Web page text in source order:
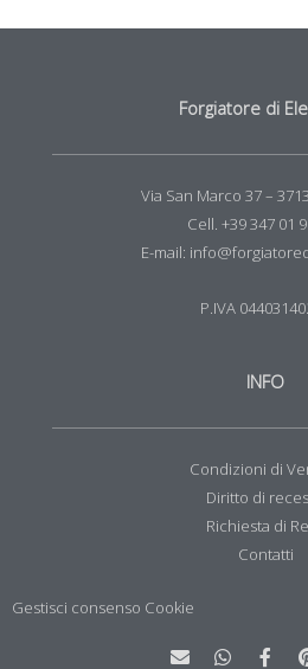
Forgiatore di
Via San Marco 37 –
Cell. +39 347 01
E-mail:
P.IVA
INFO
Condizioni di
Diritto di
Richiesta di
Contatti
Gestisci consenso Cookie
n h
F
a